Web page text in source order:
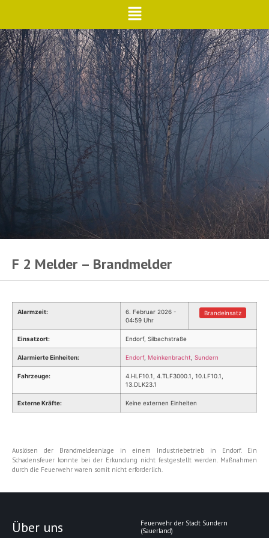
F 2 Melder – Brandmelder
Alarmzeit:
6. Februar 2026 -
04:59 Uhr
Brandeinsatz
Einsatzort: Endorf, Silbachstraße
Alarmierte Einheiten: Endorf, Meinkenbracht Sundern
Fahrzeuge:
4.HLF10.1, 4.TLF3000.1, 10.LF10.1,
13.DLK23.1
Externe Kräfte: Keine externen Einheiten
Auslösen der Brandmeldeanlage in einem Industriebetrieb in Endorf. Ein
Schadensfeuer konnte bei der Erkundung nicht festgestellt werden. Maßnahmen
durch die Feuerwehr waren somit nicht erforderlich.
Über uns
Feuerwehr der Stadt Sundern
(Sauerland)